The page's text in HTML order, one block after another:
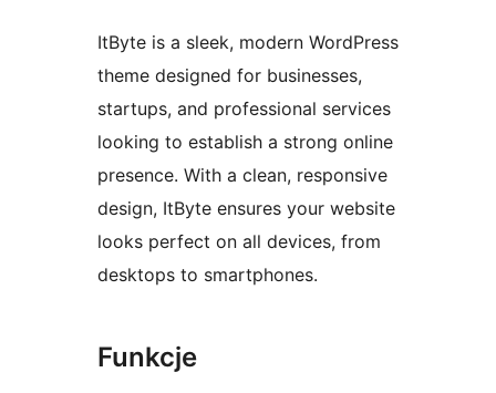
ItByte is a sleek, modern WordPress
theme designed for businesses,
startups, and professional services
looking to establish a strong online
presence. With a clean, responsive
design, ItByte ensures your website
looks perfect on all devices, from
desktops to smartphones.
Funkcje